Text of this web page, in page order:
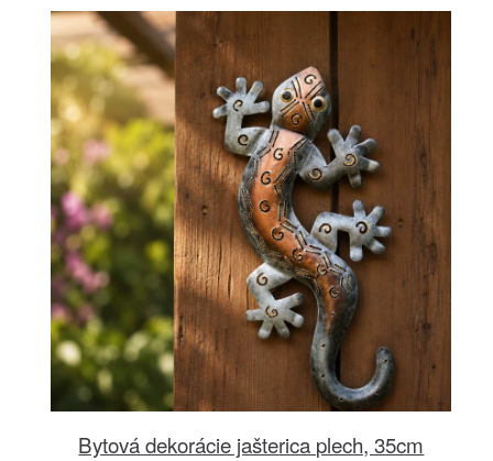
Bytová dekorácie jašterica plech, 35cm